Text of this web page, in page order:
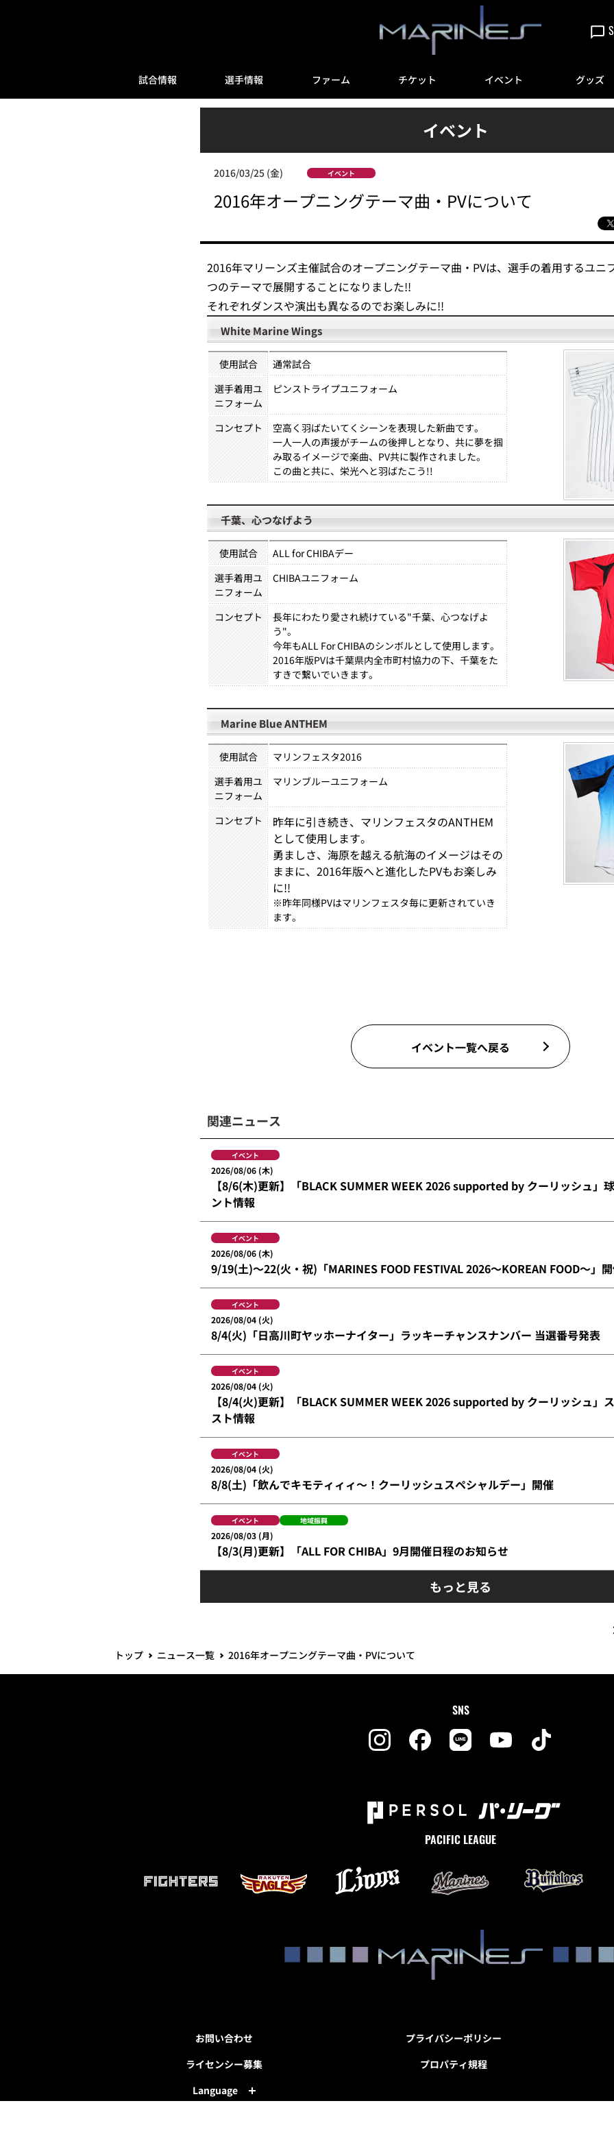
試合情報 選手情報 ファーム チケット イベント グッズ
イベント
2016/03/25 (金) イベント
2016年オープニングテーマ曲・PVについて
2016年マリーンズ主催試合のオープニングテーマ曲・PVは、選手の着用するユニ
つのテーマで展開することになりました!!
それぞれダンスや演出も異なるのでお楽しみに!!
White Marine Wings
使用試合
通常試合
選手着用ユ
ニフォーム
ピンストライプユニフォーム
コンセプト
空高く羽ばたいてくシーンを表現した新曲です。
一人一人の声援がチームの後押しとなり、共に夢を掴
み取るイメージで楽曲、PV共に製作されました。
この曲と共に、栄光へと羽ばたこう!!
千葉、心つなげよう
使用試合
ALL for CHIBAデー
選手着用ユ
ニフォーム
CHIBAユニフォーム
コンセプト
長年にわたり愛され続けている"千葉、心つなげよ
う"。
今年もALL For CHIBAのシンボルとして使用します。
2016年版PVは千葉県内全市町村協力の下、千葉をた
すきで繋いでいきます。
Marine Blue ANTHEM
使用試合
マリンフェスタ2016
選手着用ユ
ニフォーム
マリンブルーユニフォーム
コンセプト
昨年に引き続き、マリンフェスタのANTHEM
として使用します。
勇ましさ、海原を越える航海のイメージはその
ままに、2016年版へと進化したPVもお楽しみ
に!!
※昨年同様PVはマリンフェスタ毎に更新されていき
ます。
イベント一覧へ戻る
関連ニュース
イベント
2026/08/06 (木)
【8/6(木)更新】「BLACK SUMMER WEEK 2026 supported by クーリッシュ」
ント情報
イベント
2026/08/06 (木)
9/19(土)～22(火・祝)「MARINES FOOD FESTIVAL 2026～KOREAN FOOD～」
イベント
2026/08/04 (火)
8/4(火)「日高川町ヤッホーナイター」ラッキーチャンスナンバー 当選番号発表
イベント
2026/08/04 (火)
【8/4(火)更新】「BLACK SUMMER WEEK 2026 supported by クーリッシュ」
スト情報
イベント
2026/08/04 (火)
8/8(土)「飲んでキモティィィ～！クーリッシュスペシャルデー」開催
イベント 地域振興
2026/08/03 (月)
【8/3(月)更新】「ALL FOR CHIBA」9月開催日程のお知らせ
もっと見る
トップ ニュース一覧 2016年オープニングテーマ曲・PVについて
SNS
PACIFIC LEAGUE
お問い合わせ
ライセンシー募集
Language
プライバシーポリシー
プロパティ規程